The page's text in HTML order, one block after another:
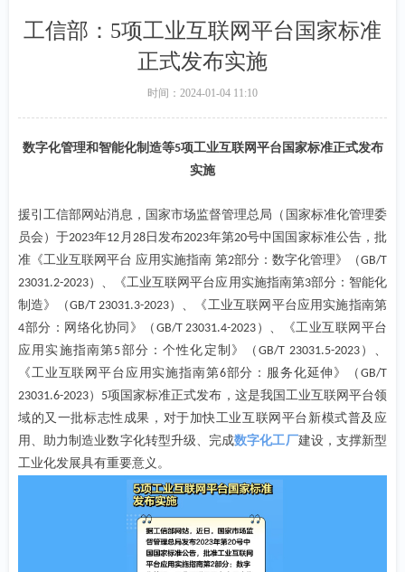
工信部：5项工业互联网平台国家标准
正式发布实施
时间： 2024-01-04 11:10
数字化管理和智能化制造等5项工业互联网平台国家标准正式发布
实施
援引工信部网站消息，国家市场监督管理总局（国家标准化管理委
员会）于2023年12 月 28日发布2023年第20号中国国家标准公告，批
准《工业互联网平台 应用实施指南 第2部分：数字化管理》（GB/T
23031.2-2023）、《工业互联网平台应用实施指南第3部分：智能化
制造》（GB/T 23031.3-2023）、《工业互联网平台应用实施指南第
4部分：网络化协同》（ GB/T 23031.4-2023 ）、《工业互联网平台
应用实施指南第5部分：个性化定制》（GB/T 23031.5-2023）、
《工业互联网平台应用实施指南第6部分：服务化延伸》（GB/T
23031.6-2023） 5项国家标准正式发布，这是我国工业互联网平台领
域的又一批标志性成果，对于加快工业互联网平台新模式普及应
用、助力制造业数字化转型升级、完成数字化工厂建设，支撑新型
工业化发展具有重要意义。